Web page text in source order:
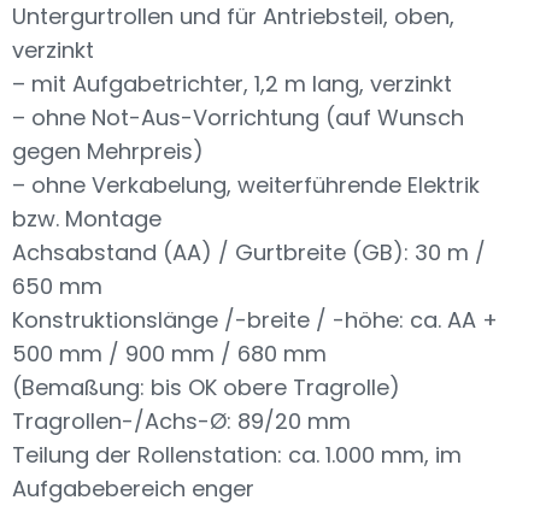
Untergurtrollen und für Antriebsteil, oben,
verzinkt
– mit Aufgabetrichter, 1,2 m lang, verzinkt
– ohne Not-Aus-Vorrichtung (auf Wunsch
gegen Mehrpreis)
– ohne Verkabelung, weiterführende Elektrik
bzw. Montage
Achsabstand (AA) / Gurtbreite (GB): 30 m /
650 mm
Konstruktionslänge /-breite / -höhe: ca. AA +
500 mm / 900 mm / 680 mm
(Bemaßung: bis OK obere Tragrolle)
Tragrollen-/Achs-Ø: 89/20 mm
Teilung der Rollenstation: ca. 1.000 mm, im
Aufgabebereich enger